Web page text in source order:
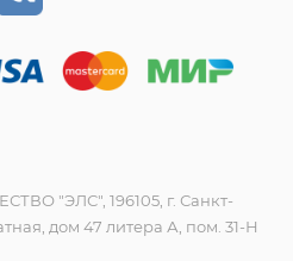
"ЭЛС", 196105, г. Санкт-
дом 47 литера А, пом. 31-Н